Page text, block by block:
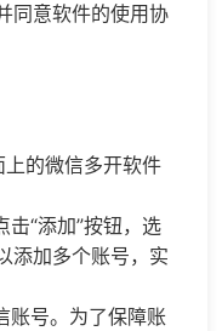
同意软件的使用协
的微信多开软件
“添加”按钮，选
添加多个账号，实
账号。为了保障账